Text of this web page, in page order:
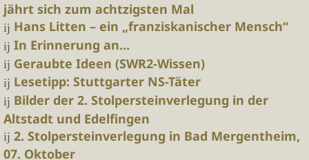
jährt sich zum achtzigsten Mal
Hans Litten – ein „franziskanischer Mensch“
In Erinnerung an…
Geraubte Ideen (SWR2-Wissen)
Lesetipp: Stuttgarter NS-Täter
Bilder der 2. Stolpersteinverlegung in der
Altstadt und Edelfingen
2. Stolpersteinverlegung in Bad Mergentheim,
07. Oktober